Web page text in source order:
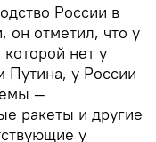
России в
он отметил, что у
нет у
Путина, у России
—
ракеты и другие
у